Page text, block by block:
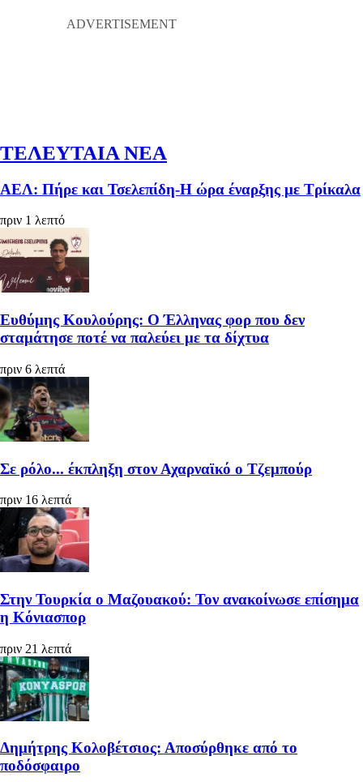
ΤΕΛΕΥΤΑΙΑ ΝΕΑ
ΑΕΛ: Πήρε και Τσελεπίδη-Η ώρα έναρξης με Τρίκαλα
πριν 1 λεπτό
Ευθύμης Κουλούρης: Ο Έλληνας φορ που δεν
σταμάτησε ποτέ να παλεύει με τα δίχτυα
πριν 6 λεπτά
Σε ρόλο... έκπληξη στον Αχαρναϊκό ο Τζεμπούρ
πριν 16 λεπτά
Στην Τουρκία ο Μαζουακού: Τον ανακοίνωσε επίσημα
η Κόνιασπορ
πριν 21 λεπτά
Δημήτρης Κολοβέτσιος: Αποσύρθηκε από το
ποδόσφαιρο